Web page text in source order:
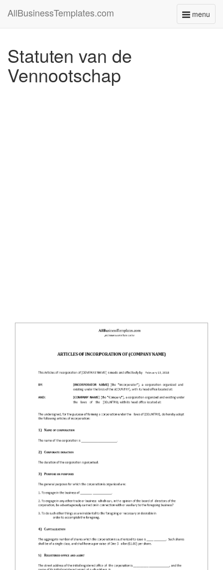
menu
Toggle
AllBusinessTemplates.com
Statuten van de
Vennootschap